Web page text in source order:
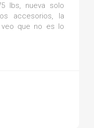
lbs, nueva solo
accesorios, la
que no es lo